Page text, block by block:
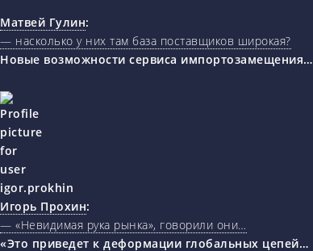
Матвей Гулин:
— насколько у них там база поставщиков широкая?
Новые возможности сервиса импортозамещения…
Игорь Прохин:
— «Невидимая рука рынка», говорили они…
«Это приведет к деформации глобальных цепей…